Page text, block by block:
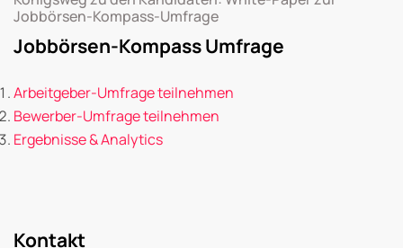
Jobbörsen-Kompass-Umfrage
Jobbörsen-Kompass Umfrage
Arbeitgeber-Umfrage teilnehmen
Bewerber-Umfrage teilnehmen
Ergebnisse & Analytics
Kontakt